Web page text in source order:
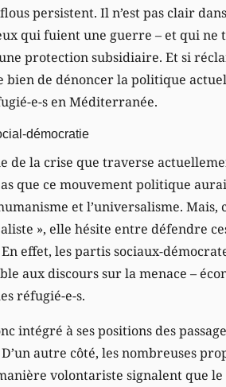
persistent. Il n’est pas clair
qui fuient une guerre – et qui ne
protection subsidiaire. Et si
bien de dénoncer la politique
e-s en Méditerranée.
démocratie
de la crise que traverse
que ce mouvement politique
et l’universalisme.
», elle hésite entre défendre
effet, les partis sociaux-
aux discours sur la menace –
réfugié-e-s.
intégré à ses positions des
autre côté, les nombreuses
volontariste signalent que